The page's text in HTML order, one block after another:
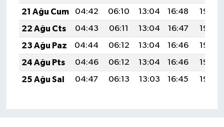
21 Ağu Cum
04:42 06:10 13:04 16:48
19:49
22 Ağu Cts
04:43 06:11 13:04 16:47
19:48
23 Ağu Paz
04:44 06:12 13:04 16:46
19:46
24 Ağu Pts
04:46 06:12 13:04 16:46
19:45
25 Ağu Sal
04:47 06:13 13:03 16:45 19:43
SÜRMANŞET
Susurluk
TARİHTE BUGÜN